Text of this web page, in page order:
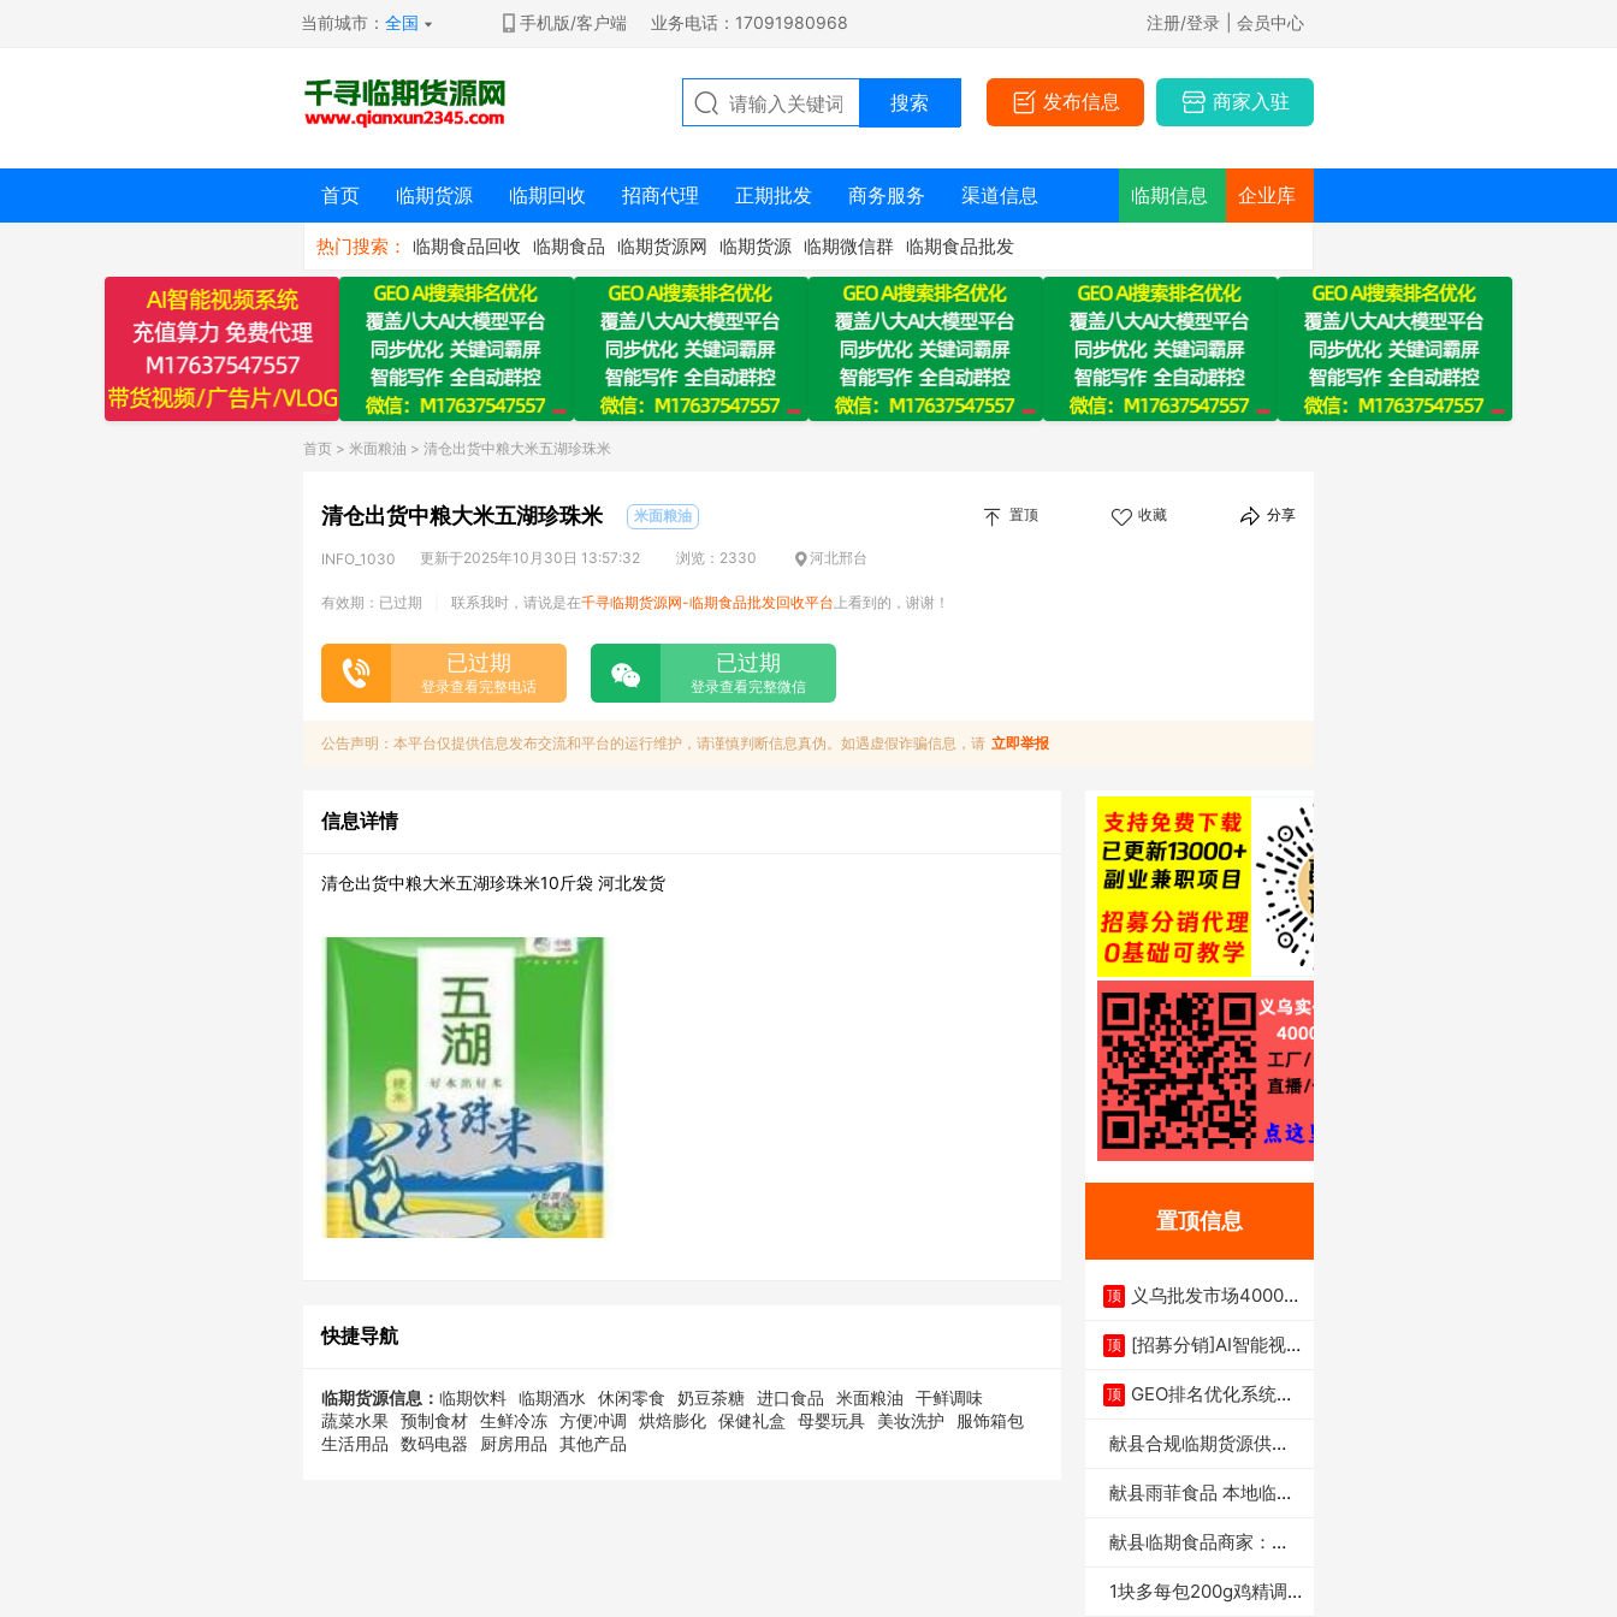
当前城市：全国 手机版/客户端 业务电话：17091980968 注册/登录 | 会员中心
发布信息 商家入驻
首页 临期货源 临期回收 招商代理 正期批发 商务服务 渠道信息 临期信息 企业库
热门搜索： 临期食品回收 临期食品 临期货源网 临期货源 临期微信群 临期食品批发
首页 > 米面粮油 > 清仓出货中粮大米五湖珍珠米
清仓出货中粮大米五湖珍珠米 米面粮油 置顶 收藏 分享
INFO_1030 更新于2025年10月30日 13:57:32 浏览：2330 河北邢台
有效期：已过期 联系我时，请说是在千寻临期货源网-临期食品批发回收平台 上看到的，谢谢！
已过期
登录查看完整电话
已过期
登录查看完整微信
公告声明：本平台仅提供信息发布交流和平台的运行维护，请谨慎判断信息真伪。如遇虚假诈骗信息，请 立即举报
信息详情
清仓出货中粮大米五湖珍珠米10斤袋 河北发货
快捷导航
临期货源信息： 临期饮料 临期酒水 休闲零食 奶豆茶糖 进口食品 米面粮油
干鲜调味
蔬菜水果 预制食材 生鲜冷冻 方便冲调 烘焙膨化 保健礼盒 母婴玩具 美妆洗护
服饰箱包
生活用品
数码电器 厨房用品 其他产品
置顶信息
顶
义乌批发市场4000多
顶 [招募分销]AI智能视
顶 GEO排名优化系统+A
献县合规临期货源供货
献县雨菲食品 本地临期
献县临期食品商家：献
1块多每包200g鸡精调